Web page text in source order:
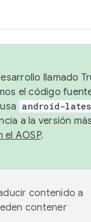
llamado
el código
android-
a la versión
el AOSP.
contenido a
contener